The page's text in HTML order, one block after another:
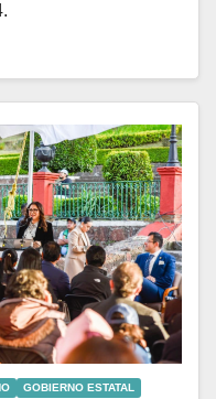
GOBIERNO ESTATAL